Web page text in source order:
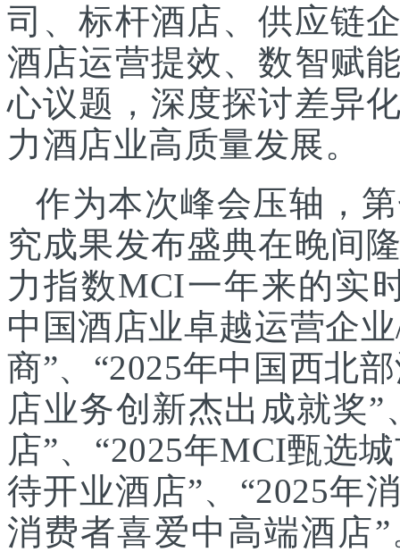
司、标杆酒店、供应链
酒店运营提效、数智赋
心议题，深度探讨差异
力酒店业高质量发展。
作为本次峰会压轴，
究成果发布盛典在晚间
力指数MCI一年来的实
中国酒店业卓越运营企
商”、“2025年中国西北
店业务创新杰出成就奖
店”、“2025年MCI甄选
待开业酒店”、“2025年
消费者喜爱中高端酒店